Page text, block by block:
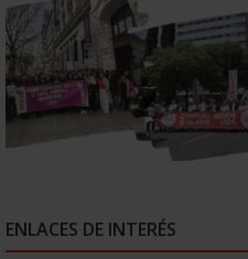
ENLACES DE INTERÉS